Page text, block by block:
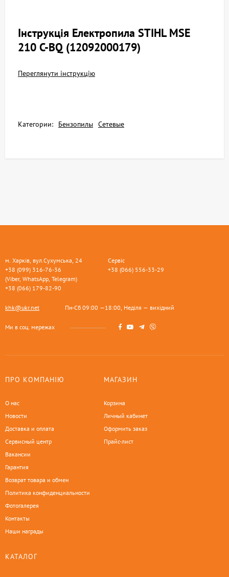
Інструкція Електропила STIHL MSE
210 С-BQ (12092000179)
Переглянути інструкцію
Категории: Бензопилы Сетевые
м. Харків, вул.Сухумська, 24
+38 (099) 316-76-36
(Viber, WhatsApp, Telegram)
+38 (066) 179-82-90
Сервіс
+38 (066) 556-33-29
khk@ukr.net Пн-Сб 09:00 —18:00, Неділя — вихідний
Ми в соц. мережах
ПРО КОМПАНІЮ
О нас
Новости
Доставка и оплата
Сервисный центр
Вакансии
Гарантия
Возврат товара и обмен
Политика конфиденциальности
Фотогалерея
Контакты
Наши награды
МАГАЗИН
Корзина
Личный кабинет
Оформить заказ
Прайс-лист
КАТАЛОГ